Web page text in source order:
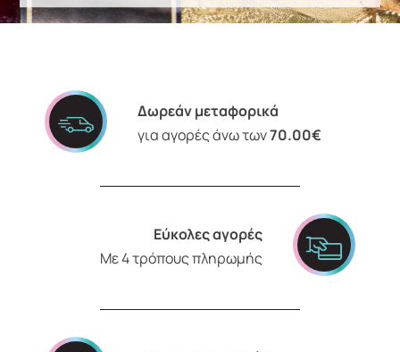
Δωρεάν μεταφορικά
για αγορές άνω των70.00€
Εύκολες αγορές
Με 4 τρόπους πληρωμής